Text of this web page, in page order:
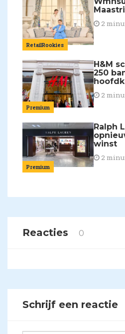
RetailRookies
2
Premium
H&M
250
2
Premium
Ralph
winst
2
Reacties 0
Schrijf een reactie